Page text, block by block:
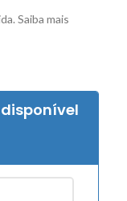
Saiba mais